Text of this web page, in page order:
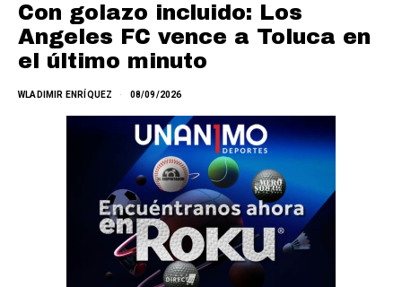
Con golazo incluido: Los
Angeles FC vence a Toluca en
el último minuto
WLADIMIR ENRÍQUEZ 08/09/2026